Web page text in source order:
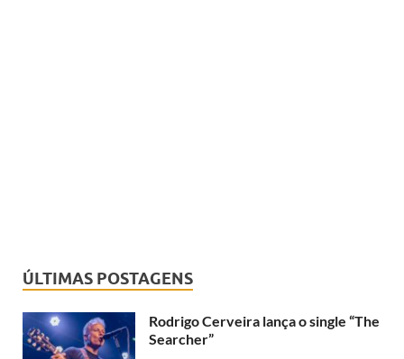
ÚLTIMAS POSTAGENS
Rodrigo Cerveira lança o single “The
Searcher”